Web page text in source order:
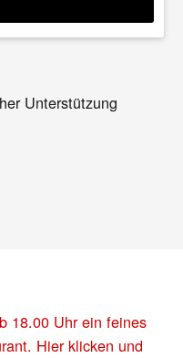
Unterstützung
18.00 Uhr ein feines
Hier klicken und